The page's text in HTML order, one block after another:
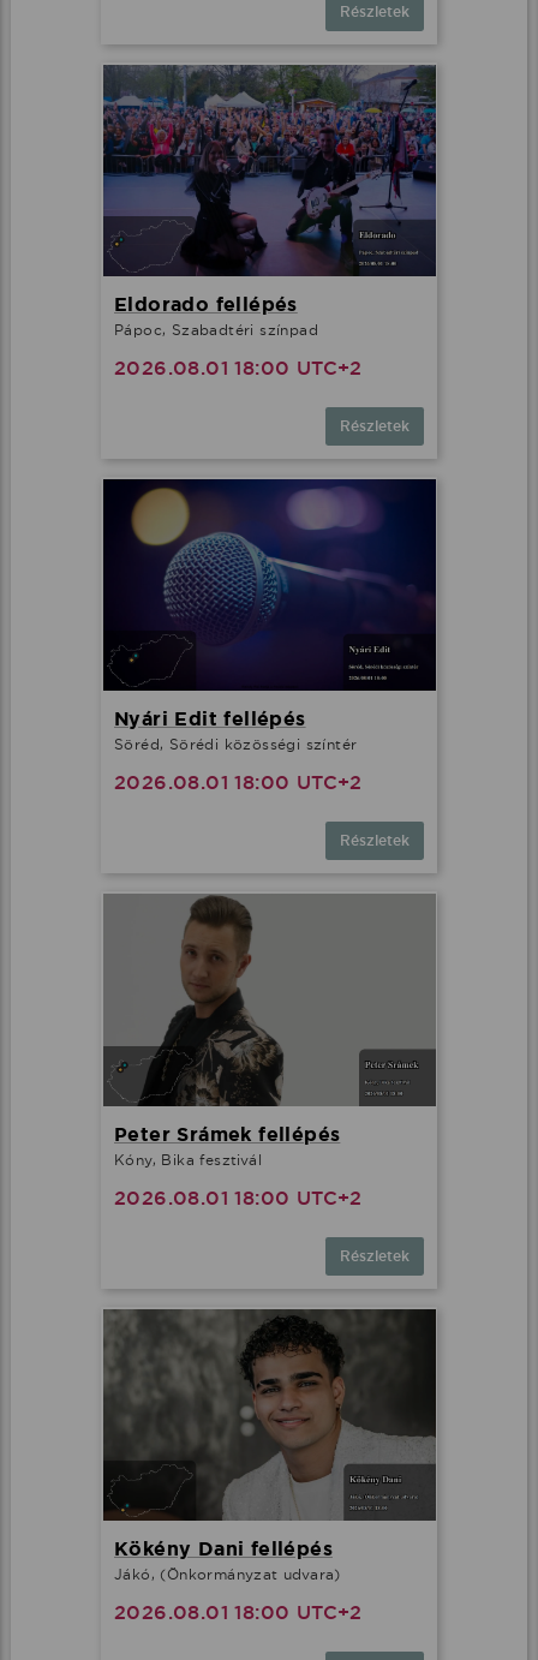
Részletek
Eldorado fellépés
Pápoc, Szabadtéri színpad
2026.08.01 18:00 UTC+2
Részletek
Nyári Edit fellépés
Söréd, Sörédi közösségi színtér
2026.08.01 18:00 UTC+2
Részletek
Peter Srámek fellépés
Kóny, Bika fesztivál
2026.08.01 18:00 UTC+2
Részletek
Kökény Dani fellépés
Jákó, (Önkormányzat udvara)
2026.08.01 18:00 UTC+2